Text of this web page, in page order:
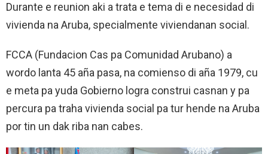
Durante e reunion aki a trata e tema di e necesidad di
vivienda na Aruba, specialmente viviendanan social.
FCCA (Fundacion Cas pa Comunidad Arubano) a
wordo lanta 45 aña pasa, na comienso di aña 1979, cu
e meta pa yuda Gobierno logra construi casnan y pa
percura pa traha vivienda social pa tur hende na Aruba
por tin un dak riba nan cabes.